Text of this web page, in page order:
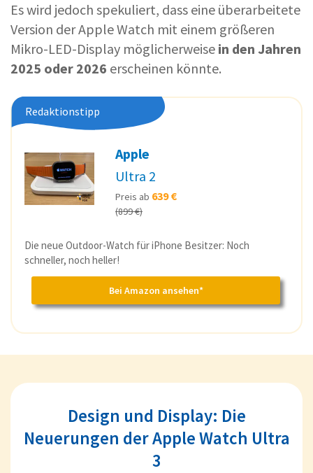
Es wird jedoch spekuliert, dass eine überarbeitete
Version der Apple Watch mit einem größeren
Mikro-LED-Display möglicherweise in den Jahren
2025 oder 2026 erscheinen könnte.
Redaktionstipp
Apple
Ultra 2
Preis ab 639 €
(899 €)
Die neue Outdoor-Watch für iPhone Besitzer: Noch
schneller, noch heller!
Bei Amazon ansehen*
Design und Display: Die
Neuerungen der Apple Watch Ultra
3